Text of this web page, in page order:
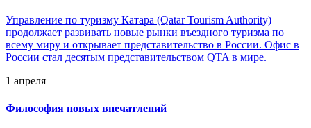
Управление по туризму Катара (Qatar Tourism Authority)
продолжает развивать новые рынки въездного туризма по
всему миру и открывает представительство в России. Офис в
России стал десятым представительством QTA в мире.
1 апреля
Философия новых впечатлений